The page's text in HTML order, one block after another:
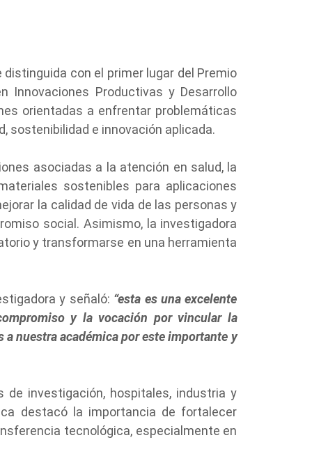
con el primer lugar del Premio
Innovaciones Productivas y Desarrollo
orientadas a enfrentar problemáticas
sostenibilidad e innovación aplicada.
asociadas a la atención en salud, la
sostenibles para aplicaciones
la calidad de vida de las personas y
social. Asimismo, la investigadora
y transformarse en una herramienta
y señaló: “esta es una excelente
y la vocación por vincular la
nuestra académica por este importante y
de investigación, hospitales, industria y
destacó la importancia de fortalecer
tecnológica, especialmente en